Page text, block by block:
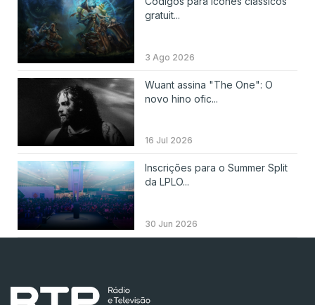
gratuit...
3 Ago 2026
Wuant assina "The One": O
novo hino ofic...
16 Jul 2026
Inscrições para o Summer Split
da LPLO...
30 Jun 2026